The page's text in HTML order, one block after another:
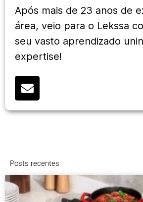
Após mais de 23 anos de
área, veio para o Lekssa
seu vasto aprendizado
expertise!
Posts recentes